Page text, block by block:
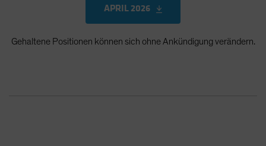
APRIL 2026
Gehaltene Positionen können sich ohne Ankündigung verändern.